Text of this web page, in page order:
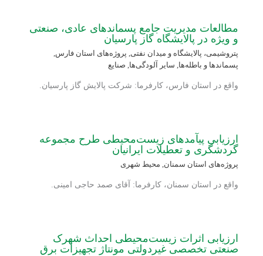
مطالعات مدیریت جامع پسماندهای عادی، صنعتی
و ویژه در پالایشگاه گاز پارسیان
پتروشیمی، پالایشگاه و میدان نفتی, پروژه‌های استان فارس,
پسماندها و باطله‌ها, سایر آلودگی‌ها, صنایع
واقع در استان فارس، کارفرما: شرکت پالایش گاز پارسیان.
ارزیابی پیآمدهای زیست‌محیطی طرح مجموعه
گردشگری و تعطیلات ایرانیان
پروژه‌های استان سمنان, محیط شهری
واقع در استان سمنان، کارفرما: آقای صمد حاجی امینی.
ارزیابی اثرات زیست‌محیطی احداث شهرک
صنعتی تخصصی غیردولتی مونتاژ تجهیزات برق